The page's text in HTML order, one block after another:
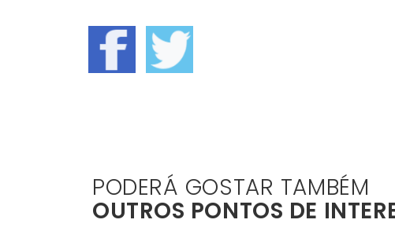
PODERÁ GOSTAR TAMBÉM
OUTROS PONTOS DE